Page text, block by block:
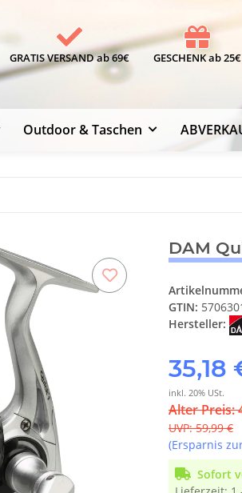
GRATIS VERSAND ab 69€ GESCHENK ab 25€
Outdoor & Taschen
DAM
GTIN:
Hersteller:
35,18
inkl. 20% USt.
Alter Preis:
UVP:59,99 €
(Ersparnis
Sofort